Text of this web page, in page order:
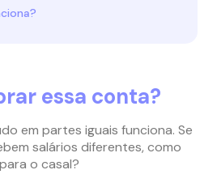
essa conta?
em partes iguais funciona. Se
salários diferentes, como
o casal?